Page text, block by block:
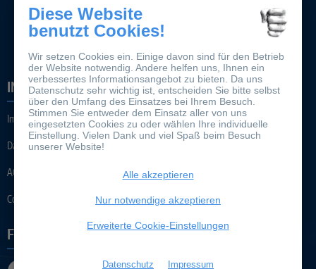
INFORMATION
Impressum
Datenschutz
AGB
Cookie-Einstellungen
FOLGEN SIE UNS AUF
Diese Website
benutzt Cookies!
Wir setzen Cookies ein. Einige davon sind für den Betrieb
der Website notwendig. Andere helfen uns, Ihnen ein
verbessertes Informationsangebot zu bieten. Da uns
Datenschutz sehr wichtig ist, entscheiden Sie bitte selbst
über den Umfang des Einsatzes bei Ihrem Besuch.
Stimmen Sie entweder dem Einsatz aller von uns
eingesetzten Cookies zu oder wählen Ihre individuelle
Einstellung. Vielen Dank und viel Spaß beim Besuch
unserer Website!
Alle akzeptieren
Nur notwendige akzeptieren
Erweiterte Cookie-Einstellungen
Datenschutz Impressum